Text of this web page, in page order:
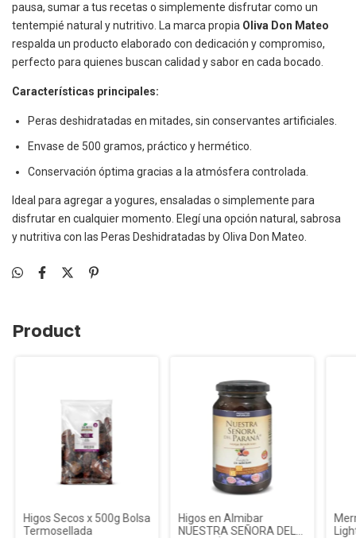
pausa, sumar a tus recetas o simplemente disfrutar como un
tentempié natural y nutritivo. La marca propia Oliva Don Mateo
respalda un producto elaborado con dedicación y compromiso,
perfecto para quienes buscan calidad y sabor en cada bocado.
Características principales:
Peras deshidratadas en mitades, sin conservantes artificiales.
Envase de 500 gramos, práctico y hermético.
Conservación óptima gracias a la atmósfera controlada.
Ideal para agregar a yogures, ensaladas o simplemente para
disfrutar en cualquier momento. Elegí una opción natural, sabrosa
y nutritiva con las Peras Deshidratadas by Oliva Don Mateo.
Product
Higos Secos x 500g Bolsa
Termosellada
Higos en Almibar
NUESTRA SEÑORA DEL